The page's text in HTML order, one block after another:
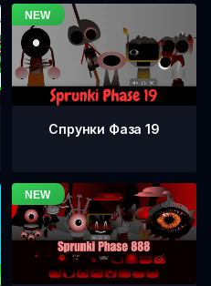
Спрунки Фаза 19